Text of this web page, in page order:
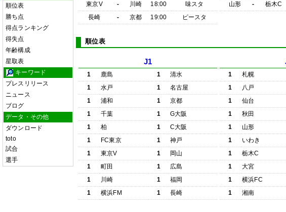
順位表
勝ち点
得点ランキング
得失点
年齢構成
星取表
キーワード
プレスリリース
ニュース
ブログ
データ・その他
ダウンロード
toto
試合
選手
東京V
- 川崎 18:00
味スタ
長崎
- 京都 19:00 ピースタ
山形
- 栃木C
順位表
J1
1 鹿島 1
清水
1
水戸 1
名古屋
1
浦和 1
京都
1
千葉 1
G大阪
1
柏 1
C大阪
1
FC東京 1
神戸
1
東京V 1
岡山
1
町田 1
広島
1
川崎 1
福岡
1
横浜FM 1 長崎
1 札幌
1
八戸
1
仙台
1
秋田
1
山形
1
いわき
1
栃木C
1
大宮
1
横浜FC
1
湘南